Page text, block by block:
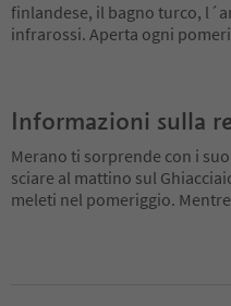
finlandese, il bagno turco,
infrarossi. Aperta ogni
Informazioni sulla
Merano ti sorprende con i
sciare al mattino sul
meleti nel pomeriggio.